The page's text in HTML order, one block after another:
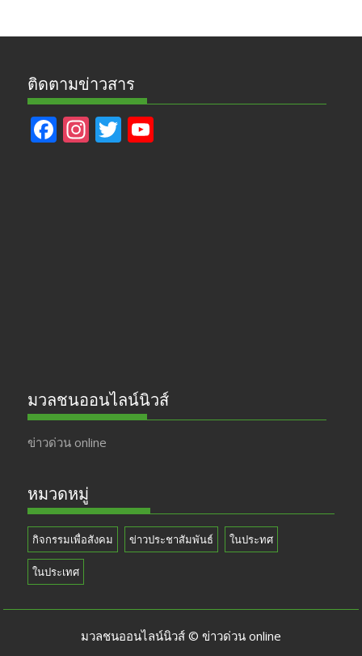
ติดตามข่าวสาร
F In T
มวลชนออนไลน์นิวส์
ข่าวด่วน online
หมวดหมู่
กิจกรรมเพื่อสังคม ข่าวประชาสัมพันธ์ ในประทศ
ในประเทศ
มวลชนออนไลน์นิวส์ © ข่าวด่วน online